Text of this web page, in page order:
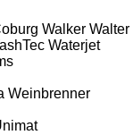
Walker Walter
Waterjet
Weinbrenner